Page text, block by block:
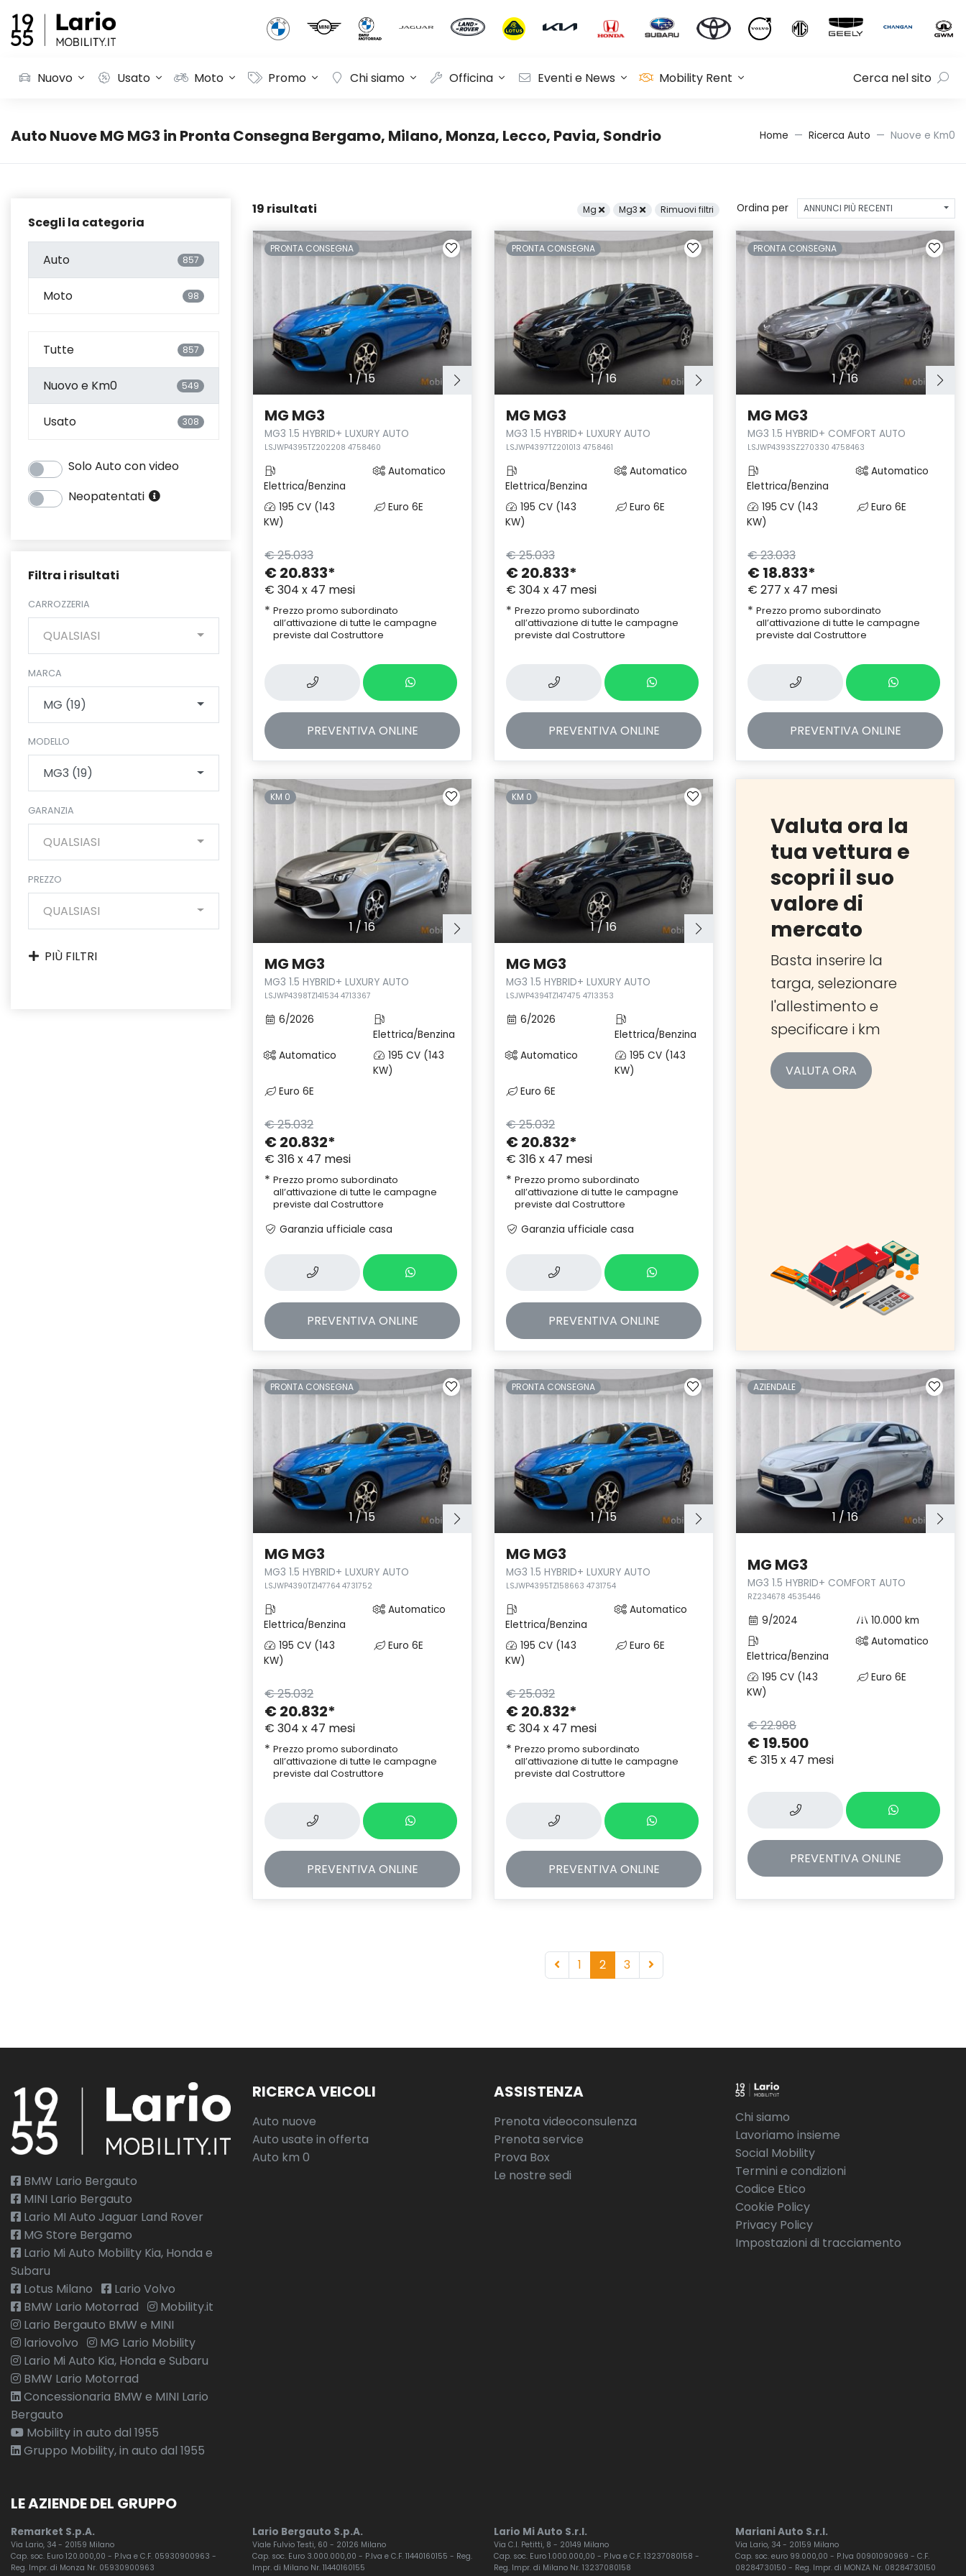
Nuovo Usato Moto Promo Chi siamo Officina Eventi e News Mobility Rent Cerca nel sito
Auto Nuove MG MG3 in Pronta Consegna Bergamo, Milano, Monza, Lecco, Pavia, Sondrio Home Ricerca Auto Nuove e Km0
Scegli la categoria
Auto 857
Moto 98
Tutte 857
Nuovo e Km0 549
Usato 308
Solo Auto con video
Neopatentati
Filtra i risultati
CARROZZERIA
QUALSIASI
MARCA
MG (19)
MODELLO
MG3 (19)
GARANZIA
QUALSIASI
PREZZO
QUALSIASI
PIÙ FILTRI
19 risultati Mg Mg3 Rimuovi filtri Ordina per ANNUNCI PIÙ RECENTI
1/15
PRONTA CONSEGNA
MG MG3
MG3 1.5 HYBRID+ LUXURY AUTO
LSJWP4395TZ202208 4758460
Elettrica/Benzina
Automatico
195 CV (143
KW)
Euro 6E
€ 25.033
€ 20.833*
€ 304 x 47 mesi
* Prezzo promo subordinato
all’attivazione di tutte le campagne
previste dal Costruttore
PREVENTIVA ONLINE
1/16
PRONTA CONSEGNA
MG MG3
MG3 1.5 HYBRID+ LUXURY AUTO
LSJWP4397TZ201013 4758461
Elettrica/Benzina
Automatico
195 CV (143
KW)
Euro 6E
€ 25.033
€ 20.833*
€ 304 x 47 mesi
* Prezzo promo subordinato
all’attivazione di tutte le campagne
previste dal Costruttore
PREVENTIVA ONLINE
1/16
PRONTA CONSEGNA
MG MG3
MG3 1.5 HYBRID+ COMFORT AUTO
LSJWP4393SZ270330 4758463
Elettrica/Benzina
Automatico
195 CV (143
KW)
Euro 6E
€ 23.033
€ 18.833*
€ 277 x 47 mesi
* Prezzo promo subordinato
all’attivazione di tutte le campagne
previste dal Costruttore
PREVENTIVA ONLINE
1 /16
KM 0
MG MG3
MG3 1.5 HYBRID+ LUXURY AUTO
LSJWP4398TZ141534 4713367
6/2026
Elettrica/Benzina
Automatico
195 CV (143
KW)
Euro 6E
€ 25.032
€ 20.832*
€ 316 x 47 mesi
* Prezzo promo subordinato
all’attivazione di tutte le campagne
previste dal Costruttore
Garanzia ufficiale casa
PREVENTIVA ONLINE
1/16
KM 0
MG MG3
MG3 1.5 HYBRID+ LUXURY AUTO
LSJWP4394TZ147475 4713353
6/2026
Elettrica/Benzina
Automatico
195 CV (143
KW)
Euro 6E
€ 25.032
€ 20.832*
€ 316 x 47 mesi
* Prezzo promo subordinato
all’attivazione di tutte le campagne
previste dal Costruttore
Garanzia ufficiale casa
PREVENTIVA ONLINE
Valuta ora la
tua vettura e
scopri il suo
valore di
mercato
Basta inserire la
targa, selezionare
l'allestimento e
specificare i km
VALUTA ORA
1/15
PRONTA CONSEGNA
MG MG3
MG3 1.5 HYBRID+ LUXURY AUTO
LSJWP4390TZ147764 4731752
Elettrica/Benzina
Automatico
195 CV (143
KW)
Euro 6E
€ 25.032
€ 20.832*
€ 304 x 47 mesi
* Prezzo promo subordinato
all’attivazione di tutte le campagne
previste dal Costruttore
PREVENTIVA ONLINE
1/15
PRONTA CONSEGNA
MG MG3
MG3 1.5 HYBRID+ LUXURY AUTO
LSJWP4395TZ158663 4731754
Elettrica/Benzina
Automatico
195 CV (143
KW)
Euro 6E
€ 25.032
€ 20.832*
€ 304 x 47 mesi
* Prezzo promo subordinato
all’attivazione di tutte le campagne
previste dal Costruttore
PREVENTIVA ONLINE
1 /16
AZIENDALE
MG MG3
MG3 1.5 HYBRID+ COMFORT AUTO
RZ234678 4535446
9/2024 10.000 km
Elettrica/Benzina
Automatico
195 CV (143
KW)
Euro 6E
€ 22.988
€ 19.500
€ 315 x 47 mesi
PREVENTIVA ONLINE
1 2 3
BMW Lario Bergauto
MINI Lario Bergauto
Lario MI Auto Jaguar Land Rover
MG Store Bergamo
Lario Mi Auto Mobility Kia, Honda e
Subaru
Lotus Milano
Lario Volvo
BMW Lario Motorrad
Mobility.it
Lario Bergauto BMW e MINI
lariovolvo
MG Lario Mobility
Lario Mi Auto Kia, Honda e Subaru
BMW Lario Motorrad
Concessionaria BMW e MINI Lario
Bergauto
Mobility in auto dal 1955
Gruppo Mobility, in auto dal 1955
RICERCA VEICOLI
Auto nuove
Auto usate in offerta
Auto km 0
ASSISTENZA
Prenota videoconsulenza
Prenota service
Prova Box
Le nostre sedi
Chi siamo
Lavoriamo insieme
Social Mobility
Termini e condizioni
Codice Etico
Cookie Policy
Privacy Policy
Impostazioni di tracciamento
LE AZIENDE DEL GRUPPO
Remarket S.p.A.
Via Lario, 34 - 20159 Milano
Cap. soc. Euro 120.000,00 - P.Iva e C.F. 05930900963 -
Reg. Impr. di Monza Nr. 05930900963
Lario Bergauto S.p.A.
Viale Fulvio Testi, 60 - 20126 Milano
Cap. soc. Euro 3.000.000,00 - P.Iva e C.F. 11440160155 - Reg.
Impr. di Milano Nr. 11440160155
Lario Mi Auto S.r.l.
Via C.I. Petitti, 8 - 20149 Milano
Cap. soc. Euro 1.000.000,00 - P.Iva e C.F. 13237080158 -
Reg. Impr. di Milano Nr. 13237080158
Mariani Auto S.r.l.
Via Lario, 34 - 20159 Milano
Cap. soc. euro 99.000,00 - P.Iva 00901090969 - C.F.
08284730150 - Reg. Impr. di MONZA Nr. 08284730150